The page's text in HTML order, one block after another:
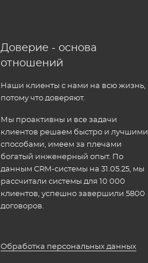
Доверие - основа
отношений
Наши клиенты с нами на всю жизнь,
потому что доверяют.
Мы проактивны и все задачи
клиентов решаем быстро и лучшими
способами, имеем за плечами
богатый инженерный опыт. По
данным CRM-системы на 31.05.25, мы
рассчитали системы для 10 000
клиентов, успешно завершили 5800
договоров.
Обработка персональных данных